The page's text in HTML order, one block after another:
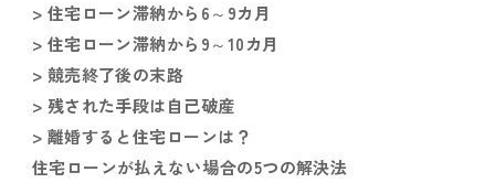
> 住宅ローン滞納から6～9カ月
> 住宅ローン滞納から9～10カ月
> 競売終了後の末路
> 残された手段は自己破産
> 離婚すると住宅ローンは？
住宅ローンが払えない場合の5つの解決法